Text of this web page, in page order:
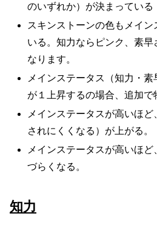
のいずれか）が決まっている
スキンストーンの色もメイ
いる。知力ならピンク、素早
なります。
メインステータス（知力・素
が１上昇するの場合、追加で
メインステータスが高いほ
されにくくなる）が上がる。
メインステータスが高いほ
づらくなる。
知力